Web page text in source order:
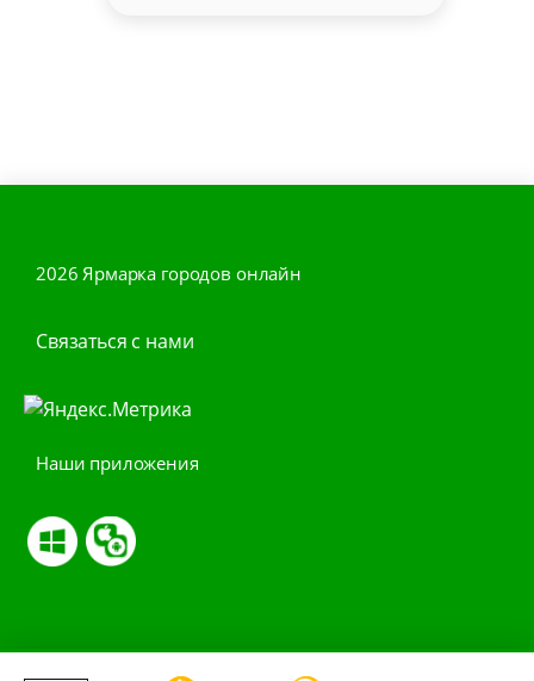
2026 Ярмарка городов онлайн
Связаться с нами
Наши приложения